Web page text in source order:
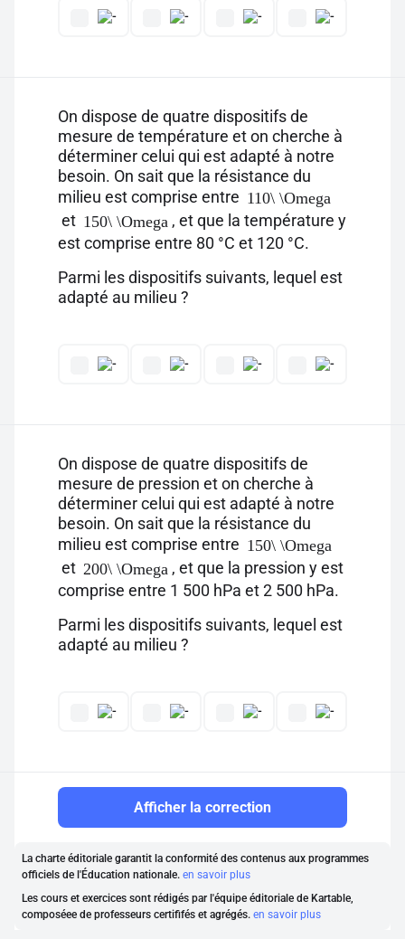
On dispose de quatre dispositifs de
mesure de température et on cherche à
déterminer celui qui est adapté à notre
besoin. On sait que la résistance du
milieu est comprise entre 110\ \Omega
et 150\ \Omega , et que la température y
est comprise entre 80 °C et 120 °C.
Parmi les dispositifs suivants, lequel est
adapté au milieu ?
On dispose de quatre dispositifs de
mesure de pression et on cherche à
déterminer celui qui est adapté à notre
besoin. On sait que la résistance du
milieu est comprise entre 150\ \Omega
et 200\ \Omega , et que la pression y est
comprise entre 1 500 hPa et 2 500 hPa.
Parmi les dispositifs suivants, lequel est
adapté au milieu ?
Afficher la correction
La charte éditoriale garantit la conformité des contenus aux programmes
officiels de l'Éducation nationale. en savoir plus
Les cours et exercices sont rédigés par l'équipe éditoriale de Kartable,
composéee de professeurs certififés et agrégés. en savoir plus